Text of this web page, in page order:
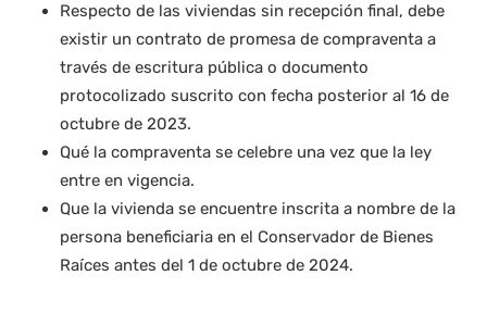
Respecto de las viviendas sin recepción final, debe
existir un contrato de promesa de compraventa a
través de escritura pública o documento
protocolizado suscrito con fecha posterior al 16 de
octubre de 2023.
Qué la compraventa se celebre una vez que la ley
entre en vigencia.
Que la vivienda se encuentre inscrita a nombre de la
persona beneficiaria en el Conservador de Bienes
Raíces antes del 1 de octubre de 2024.